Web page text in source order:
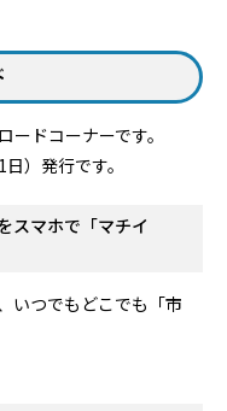
ドコーナーです。
）発行です。
スマホで「マチイ
いつでもどこでも「市